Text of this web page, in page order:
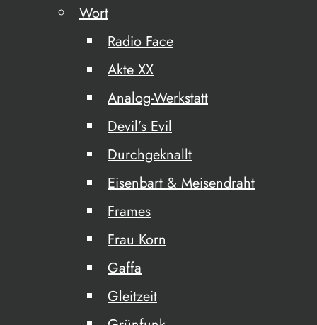
Wort
Radio Face
Akte XX
Analog-Werkstatt
Devil’s Evil
Durchgeknallt
Eisenbart & Meisendraht
Frames
Frau Korn
Gaffa
Gleitzeit